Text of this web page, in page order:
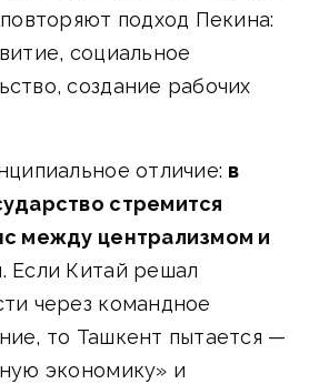
подход Пекина:
социальное
создание рабочих
отличие: в
стремится
между централизмом и
. Если Китай решал
через командное
то Ташкент пытается —
экономику» и